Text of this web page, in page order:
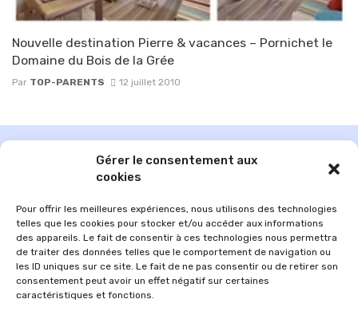
Gérer le consentement aux
cookies
Pour offrir les meilleures expériences, nous utilisons des technologies
telles que les cookies pour stocker et/ou accéder aux informations
des appareils. Le fait de consentir à ces technologies nous permettra
de traiter des données telles que le comportement de navigation ou
les ID uniques sur ce site. Le fait de ne pas consentir ou de retirer son
consentement peut avoir un effet négatif sur certaines
caractéristiques et fonctions.
Nouvelle destination Pierre & vacances – Pornichet le
Domaine du Bois de la Grée
Par TOP-PARENTS 12 juillet 2010